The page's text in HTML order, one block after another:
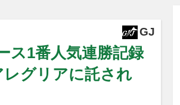
GJ
ス1番人気連勝記録
グリアに託され